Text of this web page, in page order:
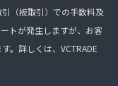
（板取引）での手数料及
トが発生しますが、お客
。詳しくは、VCTRADE